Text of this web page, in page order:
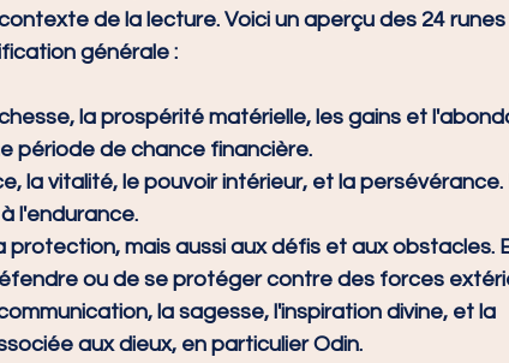
de la lecture. Voici un aperçu des 24 runes
générale :
la prospérité matérielle, les gains et
période de chance financière.
la vitalité, le pouvoir intérieur, et la persévérance.
l'endurance.
protection, mais aussi aux défis et aux obstacles.
ou de se protéger contre des forces
la sagesse, l'inspiration divine, et la
aux dieux, en particulier Odin.